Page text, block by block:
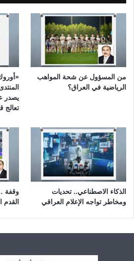
من المسؤول عن شحة المواهب
الرياضية في العراق؟
يصدر
تعالج
الذكاء الاصطناعي.. تحديات
ومخاطر تواجه الإعلام العراقي
وقفة
القدم